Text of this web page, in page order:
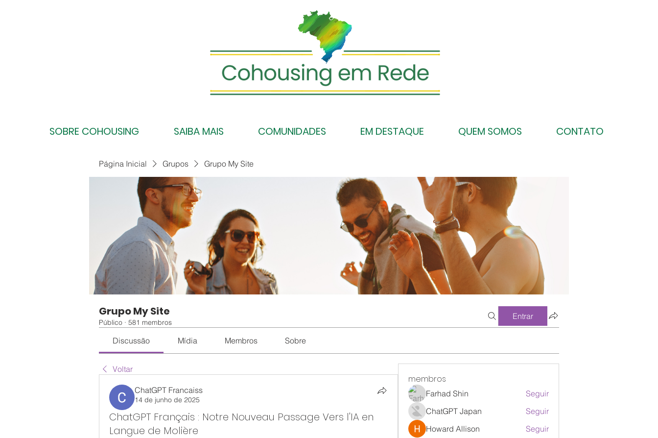
SOBRE COHOUSING SAIBA MAIS COMUNIDADES EM DESTAQUE QUEM SOMOS CONTATO
Página Inicial Grupos Grupo My Site
Grupo My Site
Público · 581 membros
Entrar
Discussão Mídia Membros Sobre
Voltar
ChatGPT Francaiss
14 de junho de 2025
ChatGPT Français : Notre Nouveau Passage Vers l'IA en
Langue de Molière
membros
Farhad Shin
Seguir
ChatGPT Japan
Seguir
Howard Allison
Seguir